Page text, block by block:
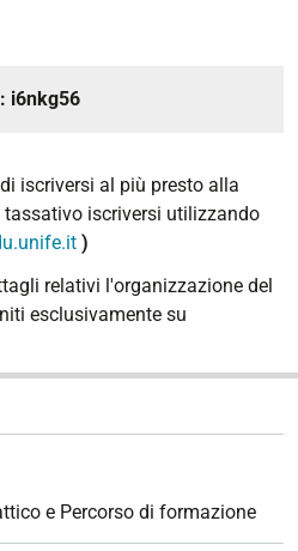
i6nkg56
iscriversi al più presto alla
iscriversi utilizzando
)
relativi l'organizzazione del
esclusivamente su
e Percorso di formazione